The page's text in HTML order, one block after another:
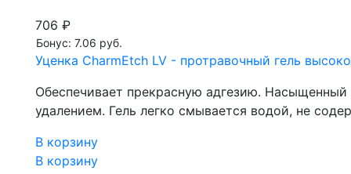
706 ₽
Бонус: 7.06 руб.
Уценка CharmEtch LV - протравочный гель
Обеспечивает прекрасную адгезию.
удалением. Гель легко смывается водой, не
В корзину
В корзину